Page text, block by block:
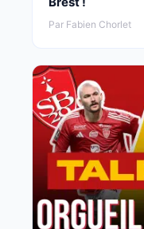
Par Fabien Chorlet